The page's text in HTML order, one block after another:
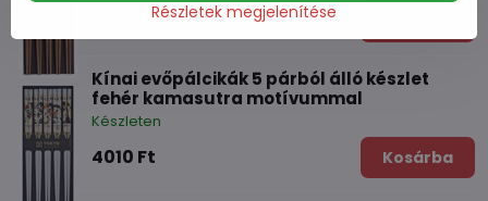
4010 Ft
Kínai evőpálcikák 5 párból álló készlet
fehér kamasutra motívummal
Készleten
4010 Ft Kosárba
Részletek megjelenítése